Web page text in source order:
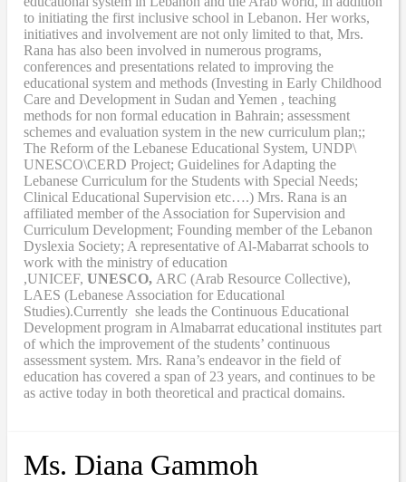
to initiating the first inclusive school in Lebanon. Her works,
initiatives and involvement are not only limited to that, Mrs.
Rana has also been involved in numerous programs,
conferences and presentations related to improving the
educational system and methods (Investing in Early Childhood
Care and Development in Sudan and Yemen , teaching
methods for non formal education in Bahrain; assessment
schemes and evaluation system in the new curriculum plan;;
The Reform of the Lebanese Educational System, UNDP\
UNESCO\CERD Project; Guidelines for Adapting the
Lebanese Curriculum for the Students with Special Needs;
Clinical Educational Supervision etc….) Mrs. Rana is an
affiliated member of the Association for Supervision and
Curriculum Development; Founding member of the Lebanon
Dyslexia Society; A representative of Al-Mabarrat schools to
work with the ministry of education
,UNICEF, UNESCO, ARC (Arab Resource Collective),
LAES (Lebanese Association for Educational
Studies).Currently she leads the Continuous Educational
Development program in Almabarrat educational institutes part
of which the improvement of the students’ continuous
assessment system. Mrs. Rana’s endeavor in the field of
education has covered a span of 23 years, and continues to be
as active today in both theoretical and practical domains.
Ms. Diana Gammoh